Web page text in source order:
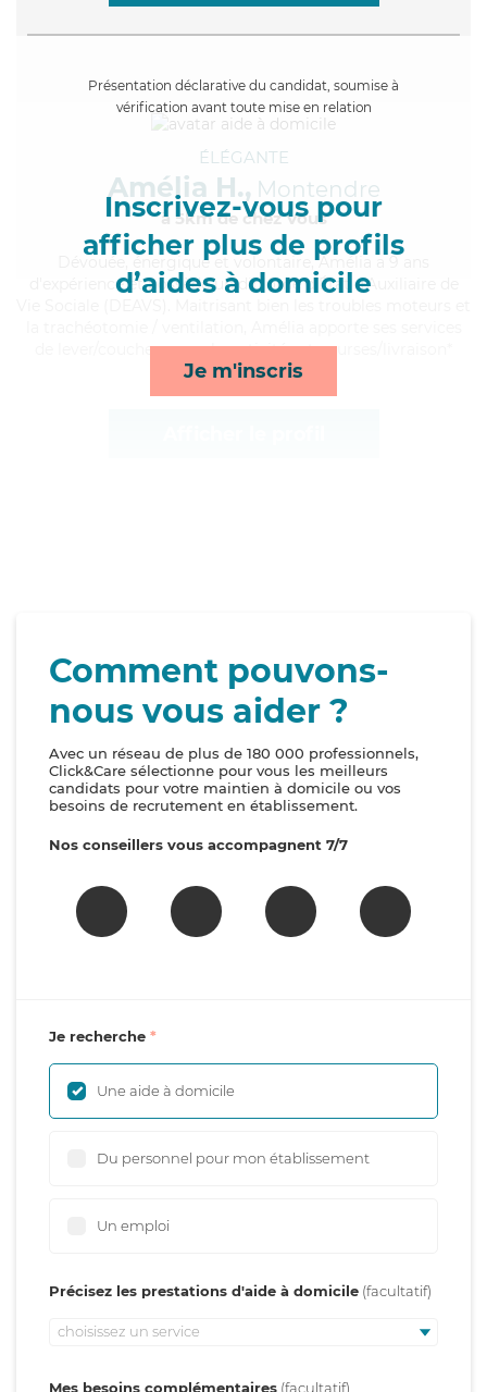
Présentation déclarative du candidat, soumise à
vérification avant toute mise en relation
Inscrivez-vous pour
afficher plus de profils
d’aides à domicile
Je m'inscris
ÉLÉGANTE
Amélia H., Montendre
à 5km de chez Vous
, énergique et volontaire, Amélia a 9 ans
d'expérience et possède un diplôme d'État d'Auxiliaire de
de lever/coucher, rappels, activités et courses/livraison*
Comment pouvons-
nous vous aider ?
Avec un réseau de plus de 180 000 professionnels,
Click&Care sélectionne pour vous les meilleurs
candidats pour votre maintien à domicile ou vos
besoins de recrutement en établissement.
Nos conseillers vous accompagnent 7/7
Je recherche
Une aide à domicile
Du personnel pour mon établissement
Un emploi
Précisez les prestations d'aide à domicile
choisissez un service
Mes besoins complémentaires